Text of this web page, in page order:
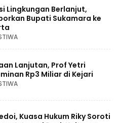
Lingkungan Berlanjut,
Bupati Sukamara ke
Lanjutan, Prof Yetri
Rp3 Miliar di Kejari
Kuasa Hukum Riky Soroti